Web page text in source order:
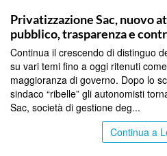
Privatizzazione Sac, nuovo
pubblico, trasparenza e
Continua il crescendo di distinguo
su vari temi fino a oggi ritenuti
maggioranza di governo. Dopo lo
sindaco “ribelle” gli autonomisti
Sac, società di gestione deg...
Continua a